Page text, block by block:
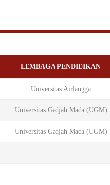
LEMBAGA PENDIDIKAN
Universitas Airlangga
Universitas Gadjah Mada (UGM)
Universitas Gadjah Mada (UGM)